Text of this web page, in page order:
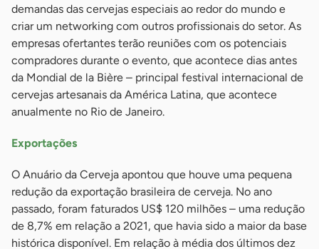
demandas das cervejas especiais ao redor do mundo e
criar um networking com outros profissionais do setor. As
empresas ofertantes terão reuniões com os potenciais
compradores durante o evento, que acontece dias antes
da Mondial de la Bière – principal festival internacional de
cervejas artesanais da América Latina, que acontece
anualmente no Rio de Janeiro.
Exportações
O Anuário da Cerveja apontou que houve uma pequena
redução da exportação brasileira de cerveja. No ano
passado, foram faturados US$ 120 milhões – uma redução
de 8,7% em relação a 2021, que havia sido a maior da base
histórica disponível. Em relação à média dos últimos dez